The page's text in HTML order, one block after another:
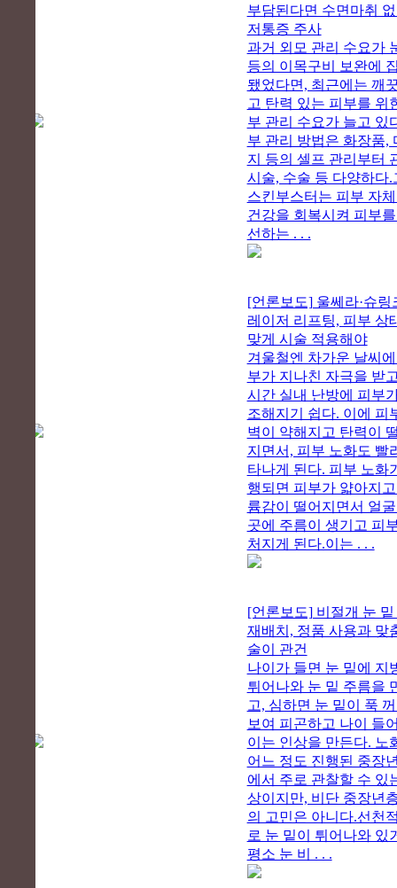
부담된다면 수면마취
저통증 주사
과거 외모 관리 수요가
등의 이목구비 보완에
됐었다면, 최근에는 깨
고 탄력 있는 피부를 위
부 관리 수요가 늘고 있
부 관리 방법은 화장품,
지 등의 셀프 관리부터
시술, 수술 등 다양하다.
스킨부스터는 피부 자
건강을 회복시켜 피부
선하는 . . .
[언론보도] 울쎄라·슈링
레이저 리프팅, 피부 상
맞게 시술 적용해야
겨울철엔 차가운 날씨
부가 지나친 자극을 받
시간 실내 난방에 피부
조해지기 쉽다. 이에 피
벽이 약해지고 탄력이
지면서, 피부 노화도 빨
타나게 된다. 피부 노화
행되면 피부가 얇아지
륨감이 떨어지면서 얼
곳에 주름이 생기고 피
처지게 된다.이는 . . .
[언론보도] 비절개 눈 밑
재배치, 정품 사용과 맞
술이 관건
나이가 들면 눈 밑에 지
튀어나와 눈 밑 주름을
고, 심하면 눈 밑이 푹
보여 피곤하고 나이 들
이는 인상을 만든다. 노
어느 정도 진행된 중장
에서 주로 관찰할 수 있
상이지만, 비단 중장년
의 고민은 아니다.선천
로 눈 밑이 튀어나와 있
평소 눈 비 . . .